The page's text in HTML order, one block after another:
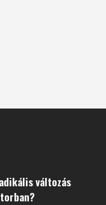
változás